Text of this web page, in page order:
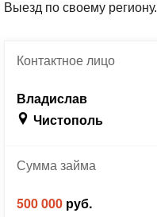
Выезд по своему региону.
Контактноелицо
Владислав
Чистополь
Суммазайма
500 000 руб.